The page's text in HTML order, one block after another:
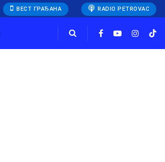
ВЕСТ ГРАЂАНА RADIO PETROVAC